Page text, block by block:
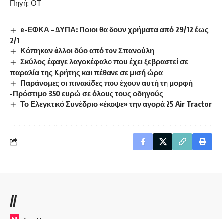
Πηγή: ΟΤ
e-ΕΦΚΑ – ΔΥΠΑ: Ποιοι θα δουν χρήματα από 29/12 έως
2/1
Κόπηκαν άλλοι δύο από τον Σπανούλη
Σκύλος έφαγε λαγοκέφαλο που έχει ξεβραστεί σε
παραλία της Κρήτης και πέθανε σε μισή ώρα
Παράνομες οι πινακίδες που έχουν αυτή τη μορφή
-Πρόστιμο 350 ευρώ σε όλους τους οδηγούς
Το Ελεγκτικό Συνέδριο «έκοψε» την αγορά 25 Air Tractor
//